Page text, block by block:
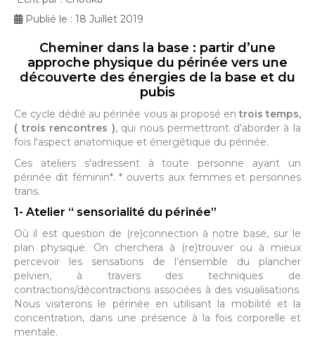
Publié le : 18 Juillet 2019
Cheminer dans la base : partir d’une
approche physique du périnée vers une
découverte des énergies de la base et du
pubis
Ce cycle dédié au périnée vous ai proposé entrois temps,
( trois rencontres ), qui nous permettront d'aborder à la
fois l'aspect anatomique et énergétique du périnée.
Ces ateliers s'adressent à toute personne ayant un
périnée dit féminin*. * ouverts aux femmes et personnes
trans.
1- Atelier “ sensorialité du périnée”
Où il est question de (re)connection à notre base, sur le
plan physique. On cherchera à (re)trouver ou à mieux
percevoir les sensations de l’ensemble du plancher
pelvien, à travers des techniques de
contractions/décontractions associées à des visualisations.
Nous visiterons le périnée en utilisant la mobilité et la
concentration, dans une présence à la fois corporelle et
mentale.